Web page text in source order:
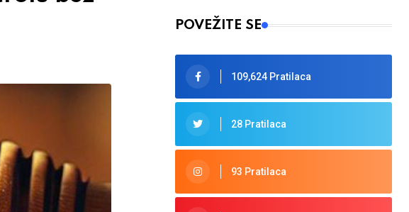
POVEŽITE SE
109,624 Pratilaca
28 Pratilaca
93 Pratilaca